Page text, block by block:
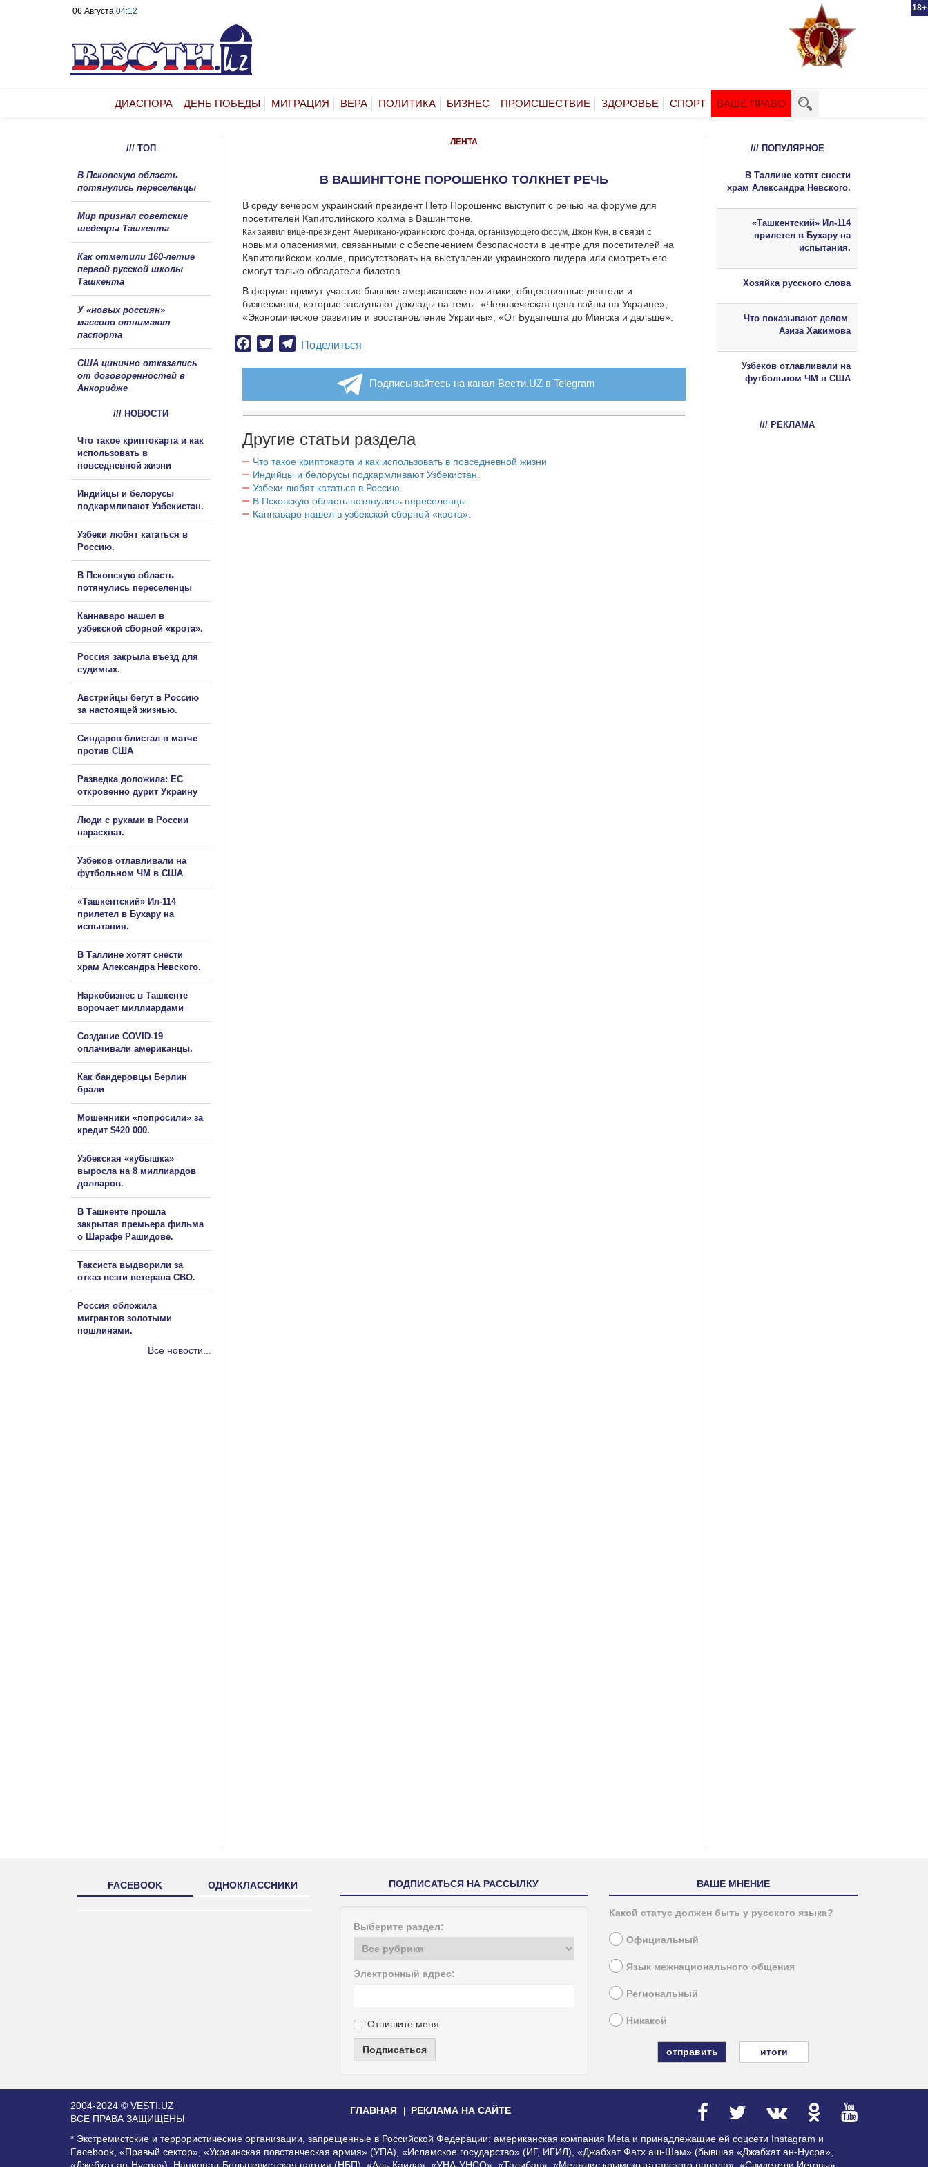
18+
06 Августа 04:12
ДИАСПОРА ДЕНЬ ПОБЕДЫ МИГРАЦИЯ ВЕРА ПОЛИТИКА БИЗНЕС ПРОИСШЕСТВИЕ ЗДОРОВЬЕ СПОРТ ВАШЕ ПРАВО
ЛЕНТА
В ВАШИНГТОНЕ ПОРОШЕНКО ТОЛКНЕТ РЕЧЬ
В среду вечером украинский президент Петр Порошенко выступит с речью на форуме для
посетителей Капитолийского холма в Вашингтоне.
Как заявил вице-президент Американо-украинского фонда, организующего форум, Джон Кун, в связи с
новыми опасениями, связанными с обеспечением безопасности в центре для посетителей на
Капитолийском холме, присутствовать на выступлении украинского лидера или смотреть его
смогут только обладатели билетов.
В форуме примут участие бывшие американские политики, общественные деятели и
бизнесмены, которые заслушают доклады на темы: «Человеческая цена войны на Украине»,
«Экономическое развитие и восстановление Украины», «От Будапешта до Минска и дальше».
Facebook
TwitterTelegram
Поделиться
Подписывайтесь на канал Вести.UZ в Telegram
Другие статьи раздела
Что такое криптокарта и как использовать в повседневной жизни
Индийцы и белорусы подкармливают Узбекистан.
Узбеки любят кататься в Россию.
В Псковскую область потянулись переселенцы
Каннаваро нашел в узбекской сборной «крота».
/// ТОП
В Псковскую область
потянулись переселенцы
Мир признал советские
шедевры Ташкента
Как отметили 160-летие
первой русской школы
Ташкента
У «новых россиян»
массово отнимают
паспорта
США цинично отказались
от договоренностей в
Анкоридже
/// НОВОСТИ
Что такое криптокарта и как
использовать в
повседневной жизни
Индийцы и белорусы
подкармливают Узбекистан.
Узбеки любят кататься в
Россию.
В Псковскую область
потянулись переселенцы
Каннаваро нашел в
узбекской сборной «крота».
Россия закрыла въезд для
судимых.
Австрийцы бегут в Россию
за настоящей жизнью.
Синдаров блистал в матче
против США
Разведка доложила: ЕС
откровенно дурит Украину
Люди с руками в России
нарасхват.
Узбеков отлавливали на
футбольном ЧМ в США
«Ташкентский» Ил-114
прилетел в Бухару на
испытания.
В Таллине хотят снести
храм Александра Невского.
Наркобизнес в Ташкенте
ворочает миллиардами
Создание COVID-19
оплачивали американцы.
Как бандеровцы Берлин
брали
Мошенники «попросили» за
кредит $420 000.
Узбекская «кубышка»
выросла на 8 миллиардов
долларов.
В Ташкенте прошла
закрытая премьера фильма
о Шарафе Рашидове.
Таксиста выдворили за
отказ везти ветерана СВО.
Россия обложила
мигрантов золотыми
пошлинами.
Все новости...
/// ПОПУЛЯРНОЕ
В Таллине хотят снести
храм Александра Невского.
«Ташкентский» Ил-114
прилетел в Бухару на
испытания.
Хозяйка русского слова
Что показывают делом
Азиза Хакимова
Узбеков отлавливали на
футбольном ЧМ в США
/// РЕКЛАМА
FACEBOOK ОДНОКЛАССНИКИ ПОДПИСАТЬСЯ НА РАССЫЛКУ
Выберите раздел:
Электронный адрес:
Отпишите меня
Подписаться
ВАШЕ МНЕНИЕ
Какой статус должен быть у русского языка?
Официальный
Язык межнационального общения
Региональный
Никакой
итоги
2004-2024 © VESTI.UZ
ВСЕ ПРАВА ЗАЩИЩЕНЫ
ГЛАВНАЯ РЕКЛАМА НА САЙТЕ
* Экстремистские и террористические организации, запрещенные в Российской Федерации: американская компания Meta и принадлежащие ей соцсети Instagram и
Facebook, «Правый сектор», «Украинская повстанческая армия» (УПА), «Исламское государство» (ИГ, ИГИЛ), «Джабхат Фатх аш-Шам» (бывшая «Джабхат ан-Нусра»,
«Джебхат ан-Нусра»), Национал-Большевистская партия (НБП), «Аль-Каида», «УНА-УНСО», «Талибан», «Меджлис крымско-татарского народа», «Свидетели Иеговы»,